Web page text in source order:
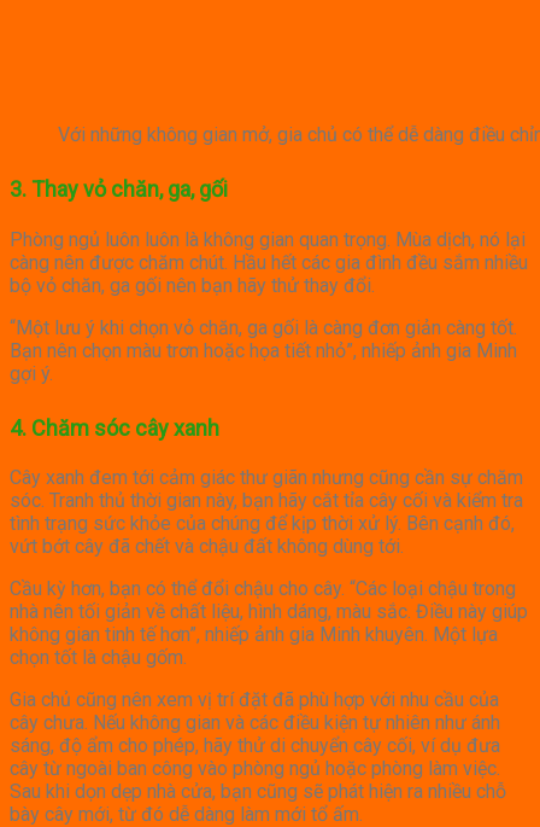
Với những không gian mở, gia chủ có thể dễ dàng điều
3. Thay vỏ chăn, ga, gối
Phòng ngủ luôn luôn là không gian quan trọng. Mùa dịch, nó lại
càng nên được chăm chút. Hầu hết các gia đình đều sắm nhiều
bộ vỏ chăn, ga gối nên bạn hãy thử thay đổi.
“Một lưu ý khi chọn vỏ chăn, ga gối là càng đơn giản càng tốt.
Bạn nên chọn màu trơn hoặc họa tiết nhỏ”, nhiếp ảnh gia Minh
gợi ý.
4. Chăm sóc cây xanh
Cây xanh đem tới cảm giác thư giãn nhưng cũng cần sự chăm
sóc. Tranh thủ thời gian này, bạn hãy cắt tỉa cây cối và kiểm tra
tình trạng sức khỏe của chúng để kịp thời xử lý. Bên cạnh đó,
vứt bớt cây đã chết và chậu đất không dùng tới.
Cầu kỳ hơn, bạn có thể đổi chậu cho cây. “Các loại chậu trong
nhà nên tối giản về chất liệu, hình dáng, màu sắc. Điều này giúp
không gian tinh tế hơn”, nhiếp ảnh gia Minh khuyên. Một lựa
chọn tốt là chậu gốm.
Gia chủ cũng nên xem vị trí đặt đã phù hợp với nhu cầu của
cây chưa. Nếu không gian và các điều kiện tự nhiên như ánh
sáng, độ ẩm cho phép, hãy thử di chuyển cây cối, ví dụ đưa
cây từ ngoài ban công vào phòng ngủ hoặc phòng làm việc.
Sau khi dọn dẹp nhà cửa, bạn cũng sẽ phát hiện ra nhiều chỗ
bày cây mới, từ đó dễ dàng làm mới tổ ấm.